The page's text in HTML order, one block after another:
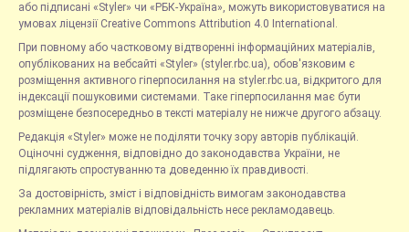
або підписані «Styler» чи «РБК-Україна», можуть використовуватися на
умовах ліцензії Creative Commons Attribution 4.0 International.
При повному або частковому відтворенні інформаційних матеріалів,
опублікованих на вебсайті «Styler» (styler.rbc.ua), обов'язковим є
розміщення активного гіперпосилання на styler.rbc.ua, відкритого для
індексації пошуковими системами. Таке гіперпосилання має бути
розміщене безпосередньо в тексті матеріалу не нижче другого абзацу.
Редакція «Styler» може не поділяти точку зору авторів публікацій.
Оціночні судження, відповідно до законодавства України, не
підлягають спростуванню та доведенню їх правдивості.
За достовірність, зміст і відповідність вимогам законодавства
рекламних матеріалів відповідальність несе рекламодавець.